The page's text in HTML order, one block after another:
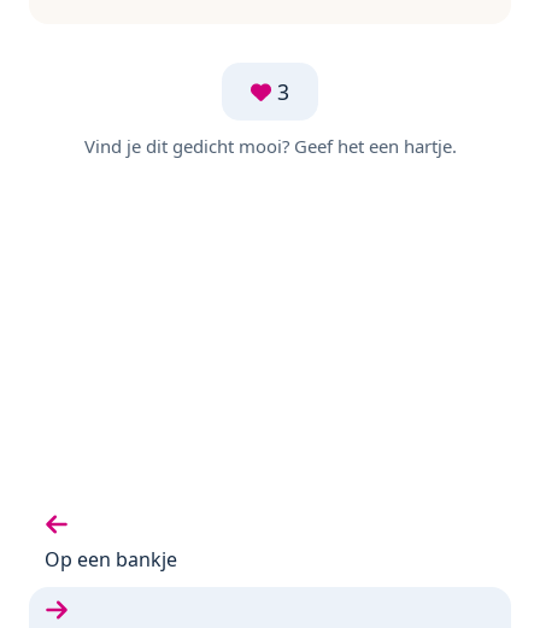
3
Vind je dit gedicht mooi? Geef het een hartje.
Vorige gedicht:
Op een bankje